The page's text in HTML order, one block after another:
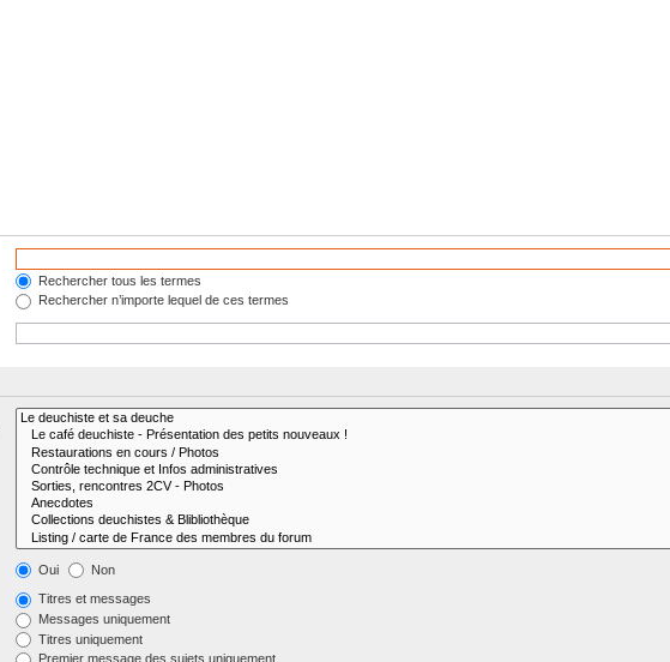
Rechercher tous les termes
Rechercher n’importe lequel de ces termes
Oui Non
Titres et messages
Messages uniquement
Titres uniquement
Premier message des sujets uniquement